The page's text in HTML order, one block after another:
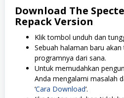
Download The
Repack Version
Klik tombol unduh dan
Sebuah halaman baru
programnya dari sana.
Untuk memudahkan
Anda mengalami masalah
‘Cara Download‘.